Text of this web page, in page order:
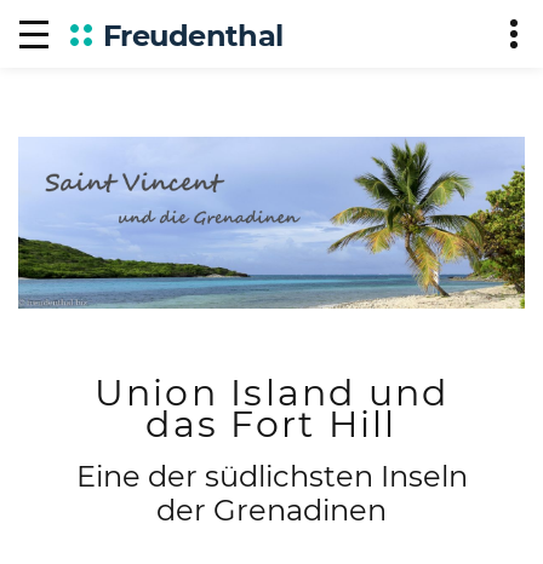
Freudenthal
Union Island und
das Fort Hill
Eine der südlichsten Inseln
der Grenadinen